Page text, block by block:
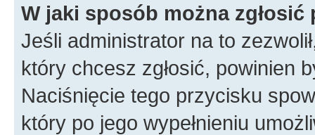
W jaki sposób można
Jeśli administrator na to
który chcesz zgłosić, powinien
Naciśnięcie tego przycisku
który po jego wypełnieniu